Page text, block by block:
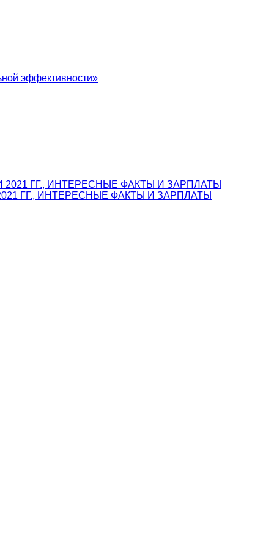
эффективности»
ГГ., ИНТЕРЕСНЫЕ ФАКТЫ И ЗАРПЛАТЫ